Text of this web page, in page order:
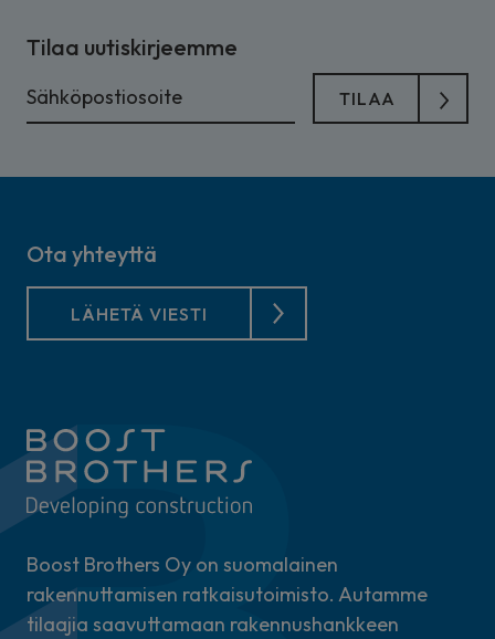
Tilaa uutiskirjeemme
Boost Brothers Oy on suomalainen
rakennuttamisen ratkaisutoimisto. Autamme
tilaajia saavuttamaan rakennushankkeen
Ota yhteyttä
LÄHETÄ VIESTI